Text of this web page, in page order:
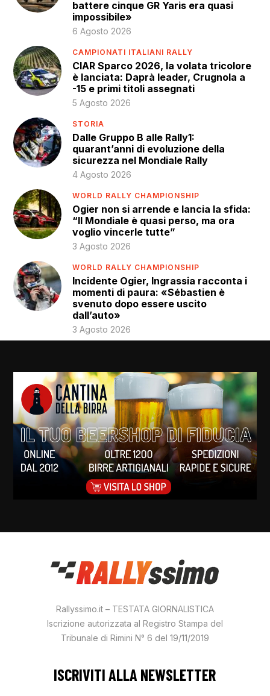
battere cinque GR Yaris era quasi
impossibile»
6 Agosto 2026
CAMPIONATI ITALIANI RALLY
CIAR Sparco 2026, la volata tricolore
è lanciata: Daprà leader, Crugnola a
-15 e primi titoli assegnati
5 Agosto 2026
STORIA
Dalle Gruppo B alle Rally1:
quarant’anni di evoluzione della
sicurezza nel Mondiale Rally
4 Agosto 2026
WORLD RALLY CHAMPIONSHIP
Ogier non si arrende e lancia la sfida:
“Il Mondiale è quasi perso, ma ora
voglio vincerle tutte”
3 Agosto 2026
WORLD RALLY CHAMPIONSHIP
Incidente Ogier, Ingrassia racconta i
momenti di paura: «Sébastien è
svenuto dopo essere uscito
dall’auto»
3 Agosto 2026
Rallyssimo.it – TESTATA GIORNALISTICA
Iscrizione autorizzata al Registro Stampa del
Tribunale di Rimini N° 6 del 19/11/2019
ISCRIVITI ALLA NEWSLETTER